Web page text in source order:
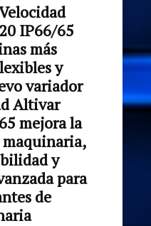
IP66/65
más
y
variador
Altivar
mejora la
y
para
de